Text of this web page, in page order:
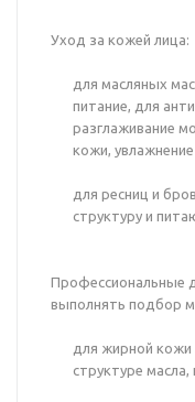
Уход за кожей лица:
для масляных
питание, для
разглаживание
кожи, увлажнение
для ресниц и
структуру и
Профессиональные
выполнять подбор
для жирной кожи
структуре